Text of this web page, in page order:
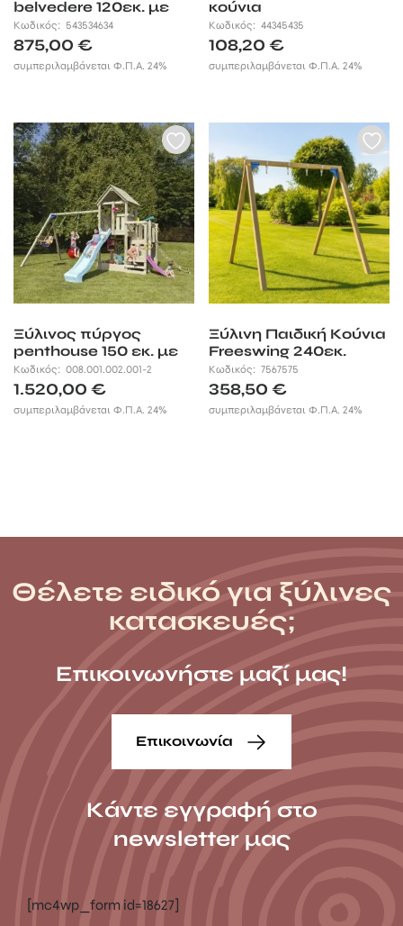
belvedere 120εκ. με
προέκταση
Κωδικός: 543534634
875,00 €
συμπεριλαμβάνεται Φ.Π.Α. 24%
κούνια
Κωδικός:44345435
108,20€
συμπεριλαμβάνεται Φ.Π.Α. 24%
Ξύλινος πύργος
penthouse 150 εκ. με
προέκταση
Κωδικός: 008.001.002.001-2
1.520,00 €
συμπεριλαμβάνεται Φ.Π.Α. 24%
Ξύλινη Παιδική Κούνια
Freeswing 240εκ.
Κωδικός:7567575
358,50€
συμπεριλαμβάνεται Φ.Π.Α. 24%
Θέλετε ειδικό για ξύλινες
κατασκευές;
Επικοινωνήστε μαζί μας!
Επικοινωνία
Κάντε εγγραφή στο
newsletter μας
[mc4wp_form id=18627]